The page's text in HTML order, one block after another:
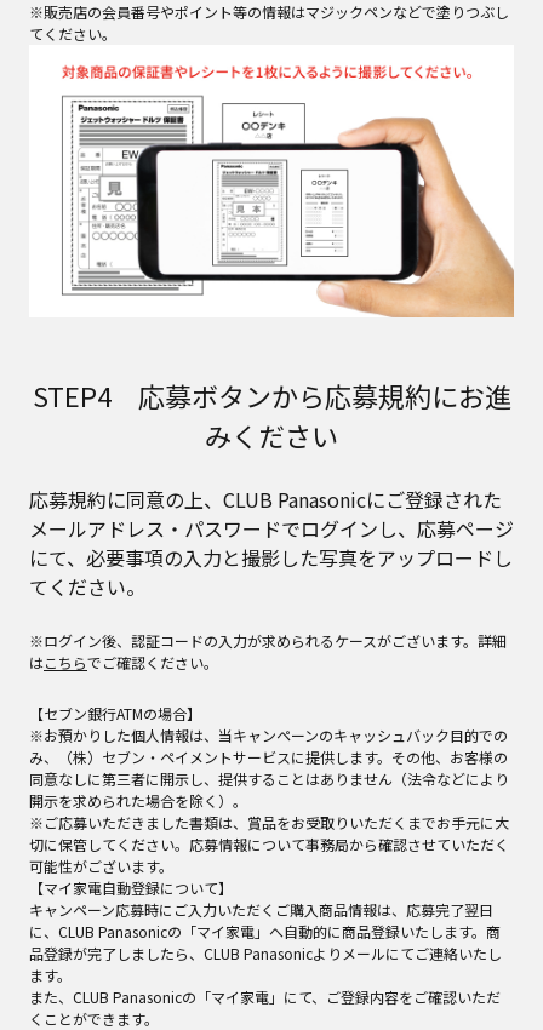
※販売店の会員番号やポイント等の情報はマジックペンなどで塗りつぶし
てください。
STEP4 応募ボタンから応募規約にお進
みください
応募規約に同意の上、CLUB Panasonicにご登録された
メールアドレス・パスワードでログインし、応募ページ
にて、必要事項の入力と撮影した写真をアップロードし
てください。
※ログイン後、認証コードの入力が求められるケースがございます。詳細
はこちらでご確認ください。
【セブン銀行ATMの場合】
※お預かりした個人情報は、当キャンペーンのキャッシュバック目的での
み、（株）セブン・ペイメントサービスに提供します。その他、お客様の
同意なしに第三者に開示し、提供することはありません（法令などにより
開示を求められた場合を除く）。
※ご応募いただきました書類は、賞品をお受取りいただくまでお手元に大
切に保管してください。応募情報について事務局から確認させていただく
可能性がございます。
【マイ家電自動登録について】
キャンペーン応募時にご入力いただくご購入商品情報は、応募完了翌日
に、CLUB Panasonicの「マイ家電」へ自動的に商品登録いたします。商
品登録が完了しましたら、CLUB Panasonicよりメールにてご連絡いたし
ます。
また、CLUB Panasonicの「マイ家電」にて、ご登録内容をご確認いただ
くことができます。